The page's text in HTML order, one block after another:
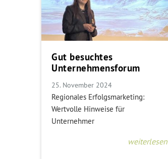
Gut besuchtes
Unternehmensforum
25. November 2024
Regionales Erfolgsmarketing:
Wertvolle Hinweise für
Unternehmer
weiterlesen